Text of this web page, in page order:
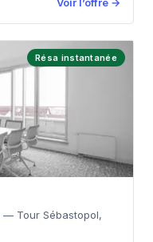
Résa instantanée
— Tour Sébastopol,